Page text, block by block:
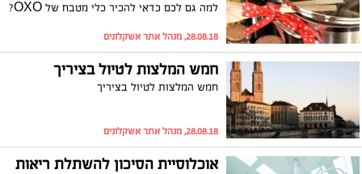
למה גם לכם כדאי להכיר כלי מטבח של OXO?
28.08.18, מנהל אתר אשקלונים
חמש המלצות לטיול בציריך
חמש המלצות לטיול בציריך
28.08.18, מנהל אתר אשקלונים
אוכלוסיית הסיכון להשתלת ריאות